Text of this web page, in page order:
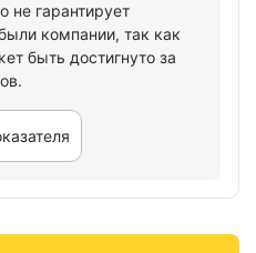
не гарантирует
компании, так как
быть достигнуто за